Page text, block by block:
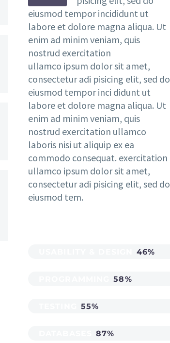
eiusmod tempor incididunt ut
labore et dolore magna aliqua. Ut
enim ad minim veniam, quis
nostrud exercitation
ullamco ipsum dolor sit amet,
consectetur adi pisicing elit, sed do
eiusmod tempor inci didunt ut
labore et dolore magna aliqua. Ut
enim ad minim veniam, quis
nostrud exercitation ullamco
laboris nisi ut aliquip ex ea
commodo consequat. exercitation
ullamco ipsum dolor sit amet,
consectetur adi pisicing elit, sed do
eiusmod tem.
46%
58%
55%
87%